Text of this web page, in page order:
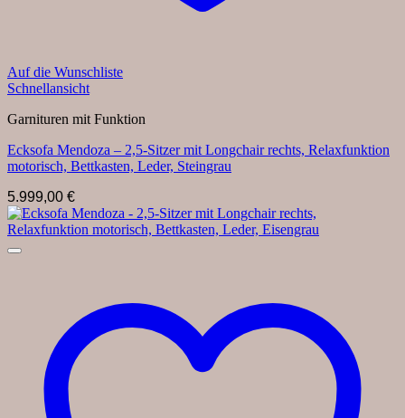
Auf die Wunschliste
Schnellansicht
Garnituren mit Funktion
Ecksofa Mendoza – 2,5-Sitzer mit Longchair rechts, Relaxfunktion
motorisch, Bettkasten, Leder, Steingrau
5.999,00 €